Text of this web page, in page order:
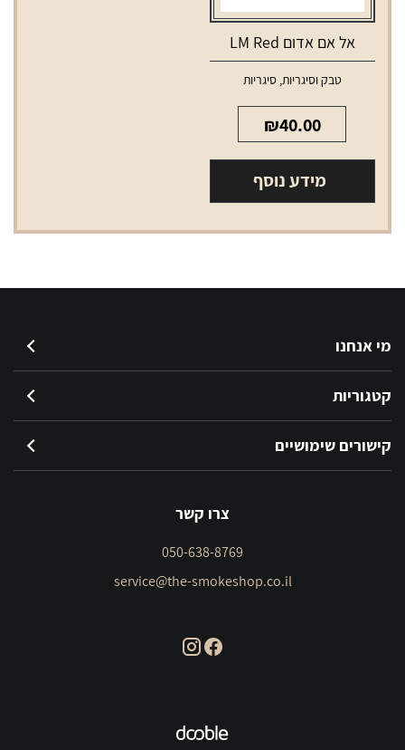
אל אם אדום LM Red
טבק וסיגריות,סיגריות
₪40.00
מידע נוסף
מי אנחנו
קטגוריות
קישורים שימושיים
צרו קשר
050-638-8769
service@the-smokeshop.co.il